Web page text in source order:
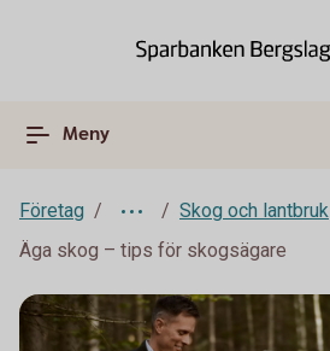
Meny
Företag
Skog och lantbruk
Äga skog – tips för skogsägare